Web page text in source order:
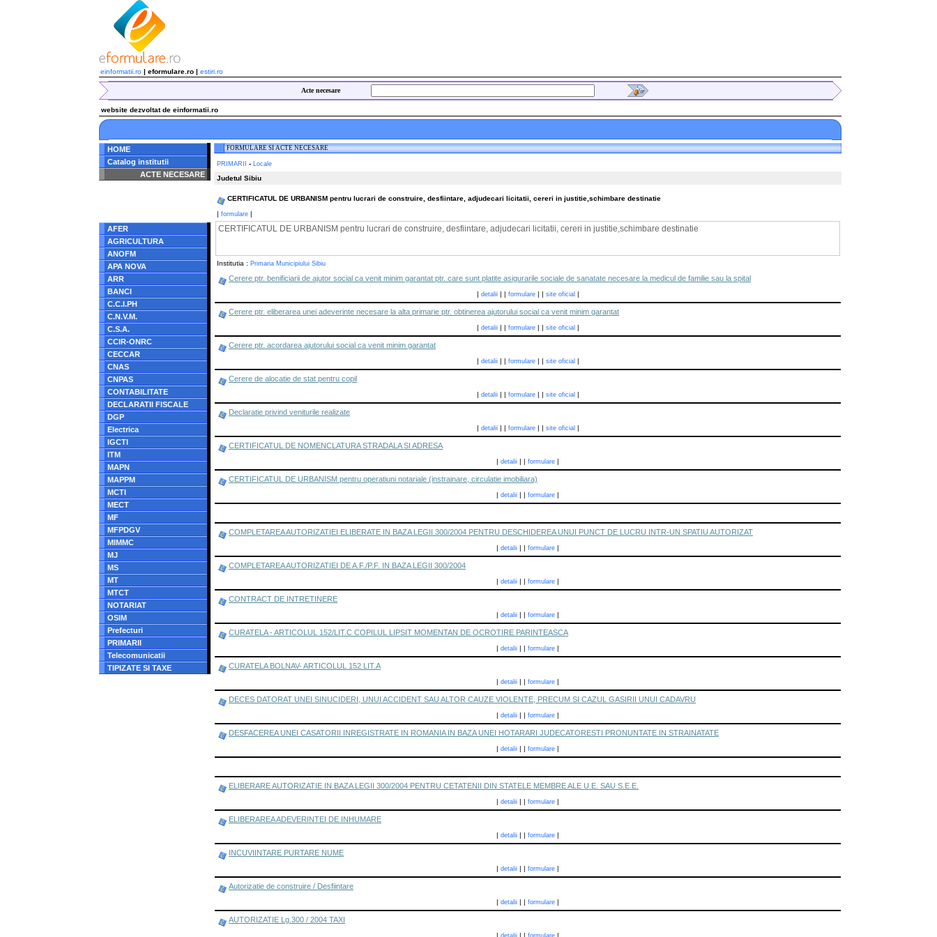
einformatii.ro | eformulare.ro | estiri.ro
Acte necesare
website dezvoltat de einformatii.ro
HOME
Catalog institutii
ACTE NECESARE
/home/eformulare.ro/public_html/navigare/stanga.php
AFER
AGRICULTURA
ANOFM
APA NOVA
ARR
BANCI
C.C.I.PH
C.N.V.M.
C.S.A.
CCIR-ONRC
CECCAR
CNAS
CNPAS
CONTABILITATE
DECLARATII FISCALE
DGP
Electrica
IGCTI
ITM
MAPN
MAPPM
MCTI
MECT
MF
MFPDGV
MIMMC
MJ
MS
MT
MTCT
NOTARIAT
OSIM
Prefecturi
PRIMARII
Telecomunicatii
TIPIZATE SI TAXE
FORMULARE SI ACTE NECESARE
PRIMARII - Locale
Judetul Sibiu
CERTIFICATUL DE URBANISM pentru lucrari de construire, desfiintare, adjudecari licitatii, cereri in justitie,schimbare destinatie
| formulare |
CERTIFICATUL DE URBANISM pentru lucrari de construire, desfiintare, adjudecari licitatii, cereri in justitie,schimbare destinatie
Institutia : Primaria Municipiului Sibiu
Cerere ptr. benificiarii de ajutor social ca venit minim garantat ptr. care sunt platite asigurarile sociale de sanatate necesare la medicul de familie sau la spital
| detalii| | formulare| | site oficial|
Cerere ptr. eliberarea unei adeverinte necesare la alta primarie ptr. obtinerea ajutorului social ca venit minim garantat
| detalii| | formulare| | site oficial|
Cerere ptr. acordarea ajutorului social ca venit minim garantat
| detalii| | formulare| | site oficial|
Cerere de alocatie de stat pentru copil
| detalii| | formulare| | site oficial|
Declaratie privind veniturile realizate
| detalii| | formulare| | site oficial|
CERTIFICATUL DE NOMENCLATURA STRADALA SI ADRESA
| detalii | | formulare |
CERTIFICATUL DE URBANISM pentru operatiuni notariale (instrainare, circulatie imobiliara)
| detalii | | formulare |
COMPLETAREA AUTORIZATIEI ELIBERATE IN BAZA LEGII 300/2004 PENTRU DESCHIDEREA UNUI PUNCT DE LUCRU INTR-UN SPATIU AUTORIZAT
| detalii | | formulare |
COMPLETAREA AUTORIZATIEI DE A.F./P.F. IN BAZA LEGII 300/2004
| detalii | | formulare |
CONTRACT DE INTRETINERE
| detalii | | formulare |
CURATELA - ARTICOLUL 152/LIT.C COPILUL LIPSIT MOMENTAN DE OCROTIRE PARINTEASCA
| detalii | | formulare |
CURATELA BOLNAV- ARTICOLUL 152 LIT.A
| detalii | | formulare |
DECES DATORAT UNEI SINUCIDERI, UNUI ACCIDENT SAU ALTOR CAUZE VIOLENTE, PRECUM SI CAZUL GASIRII UNUI CADAVRU
| detalii | | formulare |
DESFACEREA UNEI CASATORII INREGISTRATE IN ROMANIA IN BAZA UNEI HOTARARI JUDECATORESTI PRONUNTATE IN STRAINATATE
| detalii | | formulare |
ELIBERARE AUTORIZATIE IN BAZA LEGII 300/2004 PENTRU CETATENII DIN STATELE MEMBRE ALE U.E. SAU S.E.E.
| detalii | | formulare |
ELIBERAREA ADEVERINTEI DE INHUMARE
| detalii | | formulare |
INCUVIINTARE PURTARE NUME
| detalii | | formulare |
Autorizatie de construire / Desfiintare
| detalii | | formulare |
AUTORIZATIE Lg.300 / 2004 TAXI
| detalii | | formulare |